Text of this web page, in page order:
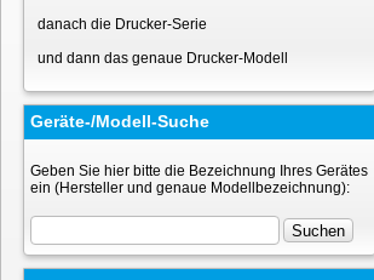
danach die Drucker-Serie
und dann das genaue Drucker-Modell
Geräte-/Modell-Suche
Geben Sie hier bitte die Bezeichnung Ihres Gerätes
ein (Hersteller und genaue Modellbezeichnung):